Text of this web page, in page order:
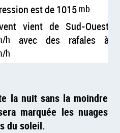
est de 1015mb
vient de Sud-Ouest
h
avec des rafales à
h
la nuit sans la moindre
marquée les nuages
du soleil.